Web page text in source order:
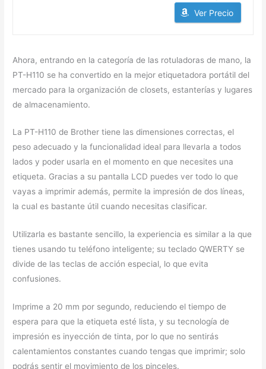
Ver Precio
Ahora, entrando en la categoría de las rotuladoras de mano, la
PT-H110 se ha convertido en la mejor etiquetadora portátil del
mercado para la organización de closets, estanterías y lugares
de almacenamiento.
La PT-H110 de Brother tiene las dimensiones correctas, el
peso adecuado y la funcionalidad ideal para llevarla a todos
lados y poder usarla en el momento en que necesites una
etiqueta. Gracias a su pantalla LCD puedes ver todo lo que
vayas a imprimir además, permite la impresión de dos líneas,
la cual es bastante útil cuando necesitas clasificar.
Utilizarla es bastante sencillo, la experiencia es similar a la que
tienes usando tu teléfono inteligente; su teclado QWERTY se
divide de las teclas de acción especial, lo que evita
confusiones.
Imprime a 20 mm por segundo, reduciendo el tiempo de
espera para que la etiqueta esté lista, y su tecnología de
impresión es inyección de tinta, por lo que no sentirás
calentamientos constantes cuando tengas que imprimir; solo
podrás sentir el movimiento de los pinceles.